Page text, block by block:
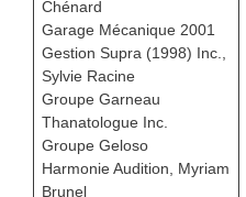
Chénard
Garage Mécanique 2001
Gestion Supra (1998) Inc.,
Sylvie Racine
Groupe Garneau
Thanatologue Inc.
Groupe Geloso
Harmonie Audition, Myriam
Brunel